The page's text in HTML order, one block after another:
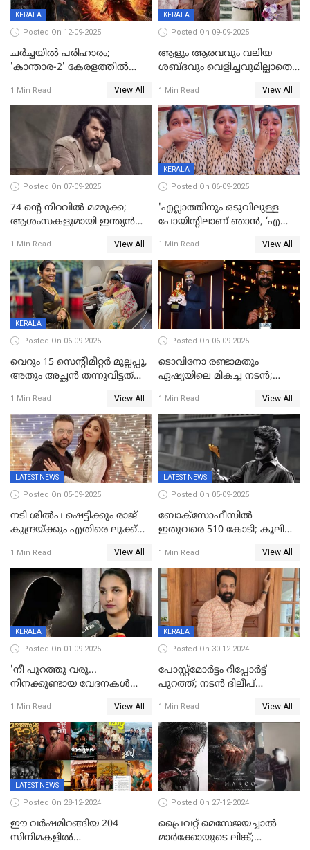
KERALA
Posted On 12-09-2025
ചർച്ചയിൽ പരിഹാരം;
'കാന്താര-2' കേരളത്തിൽ
ഫിയോക്ക്
1 Min Read View All
KERALA
Posted On 09-09-2025
ആളും ആരവവും വലിയ
ശബ്ദവും വെളിച്ചവുമില്ലാതെ
വിവാഹിതയായെന്ന്‌ നടി ​
ഗ്രേസ് ആന്റണി
1 Min Read View All
Posted On 07-09-2025
74 ന്റെ നിറവിൽ മമ്മുക്ക;
ആശംസകളുമായി ഇന്ത്യൻ
1 Min Read View All
KERALA
Posted On 06-09-2025
'എല്ലാത്തിനും ഒടുവിലുള്ള
പോയിന്റിലാണ് ഞാൻ, ‘എന്‍റെ
സ്നേഹിച്ചയാള്‍ തന്നെ
വഞ്ചിച്ചുപോയി’, ലൈവ്
വിഡിയോയിൽ
പൊട്ടിക്കരഞ്ഞ് നടി
1 Min Read View All
KERALA
Posted On 06-09-2025
വെറും 15 സെന്റീമീറ്റര്‍ മുല്ലപ്പൂ,
അതും അച്ഛൻ തന്നുവിട്ടത്
ലക്ഷം രൂപ പിഴ; നവ്യ
28ദിവസത്തിനകം പിഴ
അടയ്ക്കണം
1 Min Read View All
Posted On 06-09-2025
ടൊവിനോ രണ്ടാമതും
ഏഷ്യയിലെ മികച്ച നടന്‍;
പുരസ്‌കാരം
1 Min Read View All
LATEST NEWS
Posted On 05-09-2025
നടി ശിൽപ ഷെട്ടിക്കും രാജ്
കുന്ദ്രയ്ക്കും എതിരെ ലുക്ക്
1 Min Read View All
LATEST NEWS
Posted On 05-09-2025
ബോക്സോഫീസിൽ
ഇതുവരെ 510 കോടി; കൂലി
തീയതി പുറത്ത്
1 Min Read View All
KERALA
Posted On 01-09-2025
'നീ പുറത്തു വരൂ...
നിനക്കുണ്ടായ വേദനകള്‍
'കരയേണ്ടതും ഒറ്റപ്പെടേണ്ടതും
വേട്ടക്കാരനാണ്, വേദനകള്‍
സധൈര്യം പറയു;
പെണ്‍കുട്ടിയോട് റിനി ആര്‍
ജോര്‍ജ്
1 Min Read View All
KERALA
Posted On 30-12-2024
പോസ്റ്റ്‌മോര്‍ട്ടം റിപ്പോര്‍ട്ട്
പുറത്ത്; നടൻ ദിലീപ്
ആന്തരിക രക്തസ്രാവം
1 Min Read View All
LATEST NEWS
Posted On 28-12-2024
ഈ വർഷമിറങ്ങിയ 204
സിനിമകളിൽ
Posted On 27-12-2024
പ്രൈവറ്റ് മെസേജയച്ചാല്‍
മാർക്കോയുടെ ലിങ്ക്;